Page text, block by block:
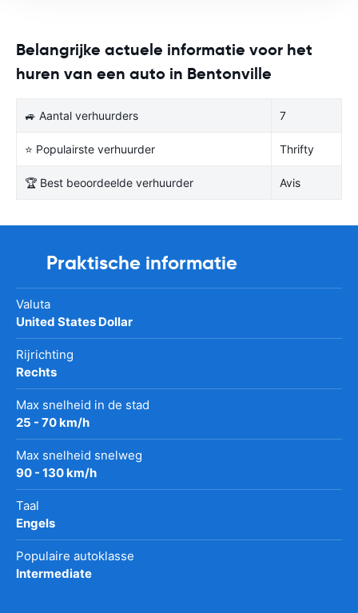
Belangrijke actuele informatie voor het
huren van een auto in Bentonville
🚙 Aantal verhuurders 7
⭐ Populairste verhuurder Thrifty
🏆 Best beoordeelde verhuurder Avis
Praktische informatie
Valuta
United States Dollar
Rijrichting
Rechts
Max snelheid in de stad
25 - 70 km/h
Max snelheid snelweg
90 - 130 km/h
Taal
Engels
Populaire autoklasse
Intermediate